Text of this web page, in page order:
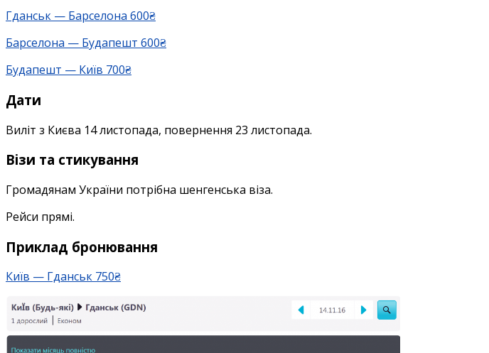
Гданськ — Барселона 600₴
Барселона — Будапешт 600₴
Будапешт — Київ 700₴
Дати
Виліт з Києва 14 листопада, повернення 23 листопада.
Візи та стикування
Громадянам України потрібна шенгенська віза.
Рейси прямі.
Приклад бронювання
Київ — Гданськ 750₴